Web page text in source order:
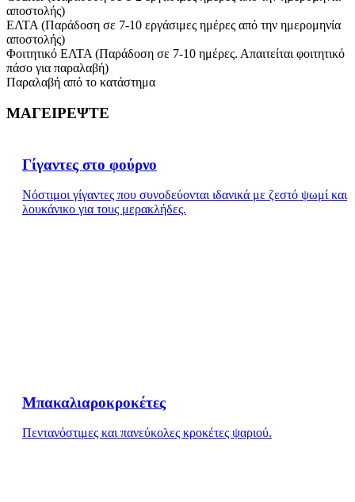
αποστολής)
ΕΛΤΑ (Παράδοση σε 7-10 εργάσιμες ημέρες από την ημερομηνία
αποστολής)
Φοιτητικό ΕΛΤΑ (Παράδοση σε 7-10 ημέρες. Απαιτείται φοιτητικό
πάσο για παραλαβή)
Παραλαβή από το κατάστημα
ΜΑΓΕΙΡΕΨΤΕ
Γίγαντες στο φούρνο
Νόστιμοι γίγαντες που συνοδεύονται ιδανικά με ζεστό ψωμί και
λουκάνικο για τους μερακλήδες.
Μπακαλιαροκροκέτες
Πεντανόστιμες και πανεύκολες κροκέτες ψαριού.